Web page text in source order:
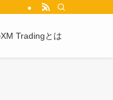
Tradingとは